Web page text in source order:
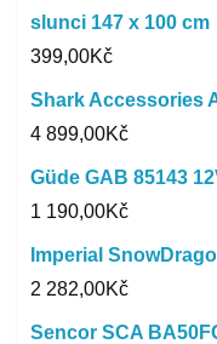
slunci 147 x 100 cm
399,00Kč
Shark Accessories
4 899,00Kč
Güde GAB 85143
1 190,00Kč
Imperial
2 282,00Kč
Sencor SCA